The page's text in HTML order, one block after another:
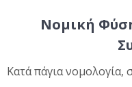
Νομική
Κατά πάγια νομολογία,